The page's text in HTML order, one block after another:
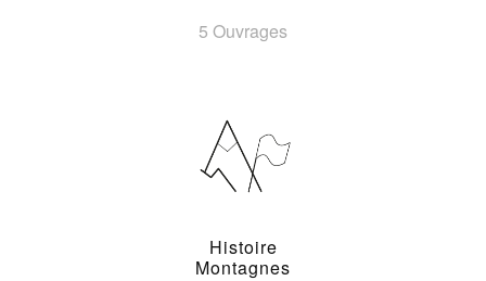
5 Ouvrages
Histoire
Montagnes